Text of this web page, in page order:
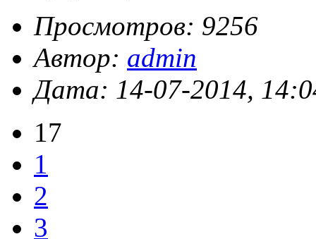
Просмотров: 9256
Автор: admin
Дата: 14-07-2014,
17
1
2
3